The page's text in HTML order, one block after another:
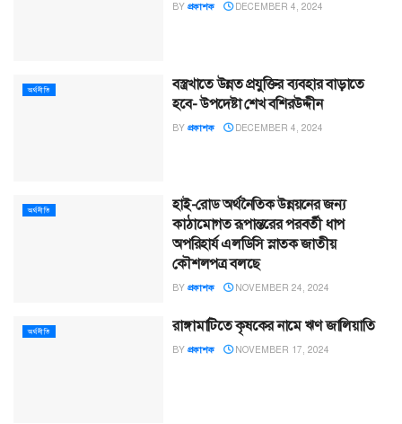
BY প্রকাশক DECEMBER 4, 2024
অর্থনীতি
বস্ত্রখাতে উন্নত প্রযুক্তির ব্যবহার বাড়াতে
হবে- উপদেষ্টা শেখ বশিরউদ্দীন
BY প্রকাশক DECEMBER 4, 2024
অর্থনীতি
হাই-রোড অর্থনৈতিক উন্নয়নের জন্য
কাঠামোগত রূপান্তরের পরবর্তী ধাপ
অপরিহার্য এলডিসি স্নাতক জাতীয়
কৌশলপত্র বলছে
BY প্রকাশক NOVEMBER 24, 2024
অর্থনীতি রাঙ্গামাটিতে কৃষকের নামে ঋণ জালিয়াতি
BY প্রকাশক NOVEMBER 17, 2024